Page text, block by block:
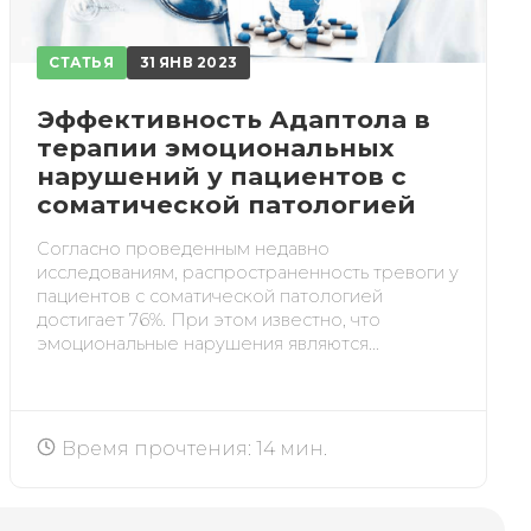
СТАТЬЯ 31 ЯНВ 2023
Эффективность Адаптола в
терапии эмоциональных
нарушений у пациентов с
соматической патологией
Согласно проведенным недавно
исследованиям, распространенность тревоги у
пациентов с соматической патологией
достигает 76%. При этом известно, что
эмоциональные нарушения являются...
Время прочтения: 14 мин.
ИСКАТЬ